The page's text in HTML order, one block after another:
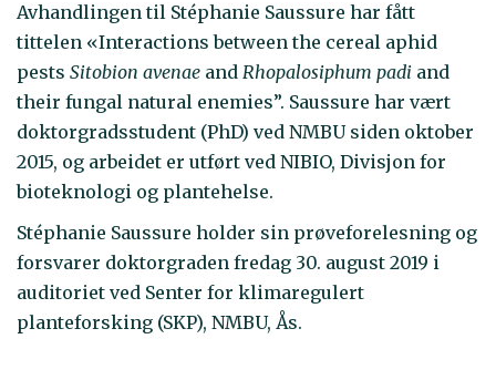
Avhandlingen til Stéphanie Saussure har fått
tittelen «Interactions between the cereal aphid
pests Sitobion avenae and Rhopalosiphum padi and
their fungal natural enemies”. Saussure har vært
doktorgradsstudent (PhD) ved NMBU siden oktober
2015, og arbeidet er utført ved NIBIO, Divisjon for
bioteknologi og plantehelse.
Stéphanie Saussure holder sin prøveforelesning og
forsvarer doktorgraden fredag 30. august 2019 i
auditoriet ved Senter for klimaregulert
planteforsking (SKP), NMBU, Ås.